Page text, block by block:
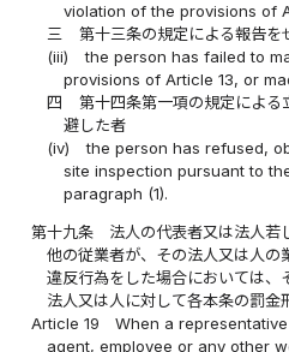
violation of the provisions of
三
第十三条の規定による報告を
(iii)
the person has failed to
provisions of Article 13, or
四
第十四条第一項の規定による
避した者
(iv)
the person has refused,
site inspection pursuant to
paragraph (1).
第十九条
法人の代表者又は法人若
他の従業者が、その法人又は人の
違反行為をした場合においては、
法人又は人に対して各本条の罰金
Article 19
When a
agent, employee or any other